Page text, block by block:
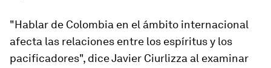
"Hablar de Colombia en el ámbito internacional
afecta las relaciones entre los espíritus y los
pacificadores", dice Javier Ciurlizza al examinar